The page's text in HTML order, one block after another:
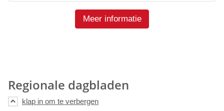
Meer informatie
Regionale dagbladen